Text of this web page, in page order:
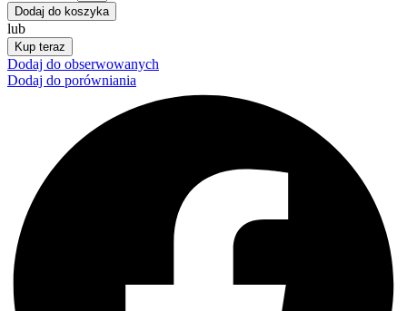
Dodaj do koszyka
lub
Kup teraz
Dodaj do obserwowanych
Dodaj do porówniania